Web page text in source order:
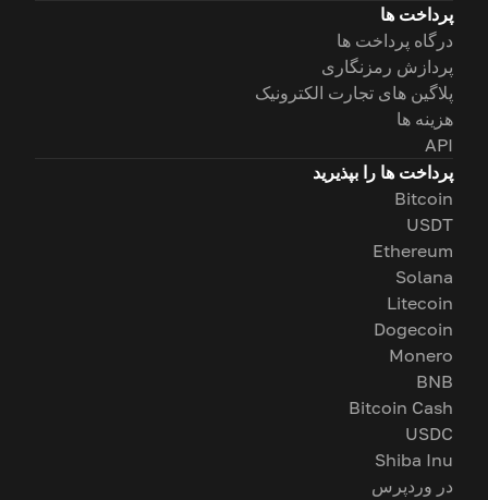
پرداخت ها
درگاه پرداخت ها
پردازش رمزنگاری
پلاگین های تجارت الکترونیک
هزینه ها
API
پرداخت ها را بپذیرید
Bitcoin
USDT
Ethereum
Solana
Litecoin
Dogecoin
Monero
BNB
Bitcoin Cash
USDC
Shiba Inu
در وردپرس